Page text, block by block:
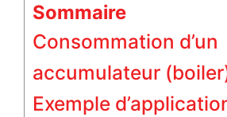
Sommaire
Consommation d’un
accumulateur
Exemple